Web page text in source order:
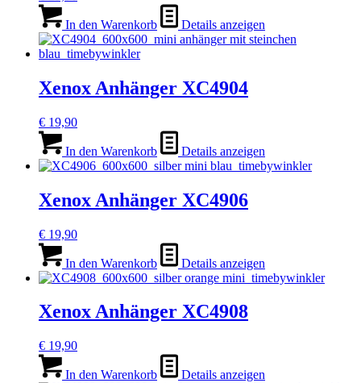
In den Warenkorb Details anzeigen
Xenox Anhänger XC4904
€ 19,90
In den Warenkorb Details anzeigen
Xenox Anhänger XC4906
€ 19,90
In den Warenkorb Details anzeigen
Xenox Anhänger XC4908
€ 19,90
In den Warenkorb Details anzeigen